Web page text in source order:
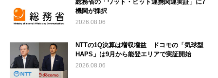
総務省の「ワット・ビット連携関連実証」に7
機関が採択
2026.08.06
NTTの1Q決算は増収増益 ドコモの「気球型
HAPS」は9月から能登エリアで実証開始
2026.08.06